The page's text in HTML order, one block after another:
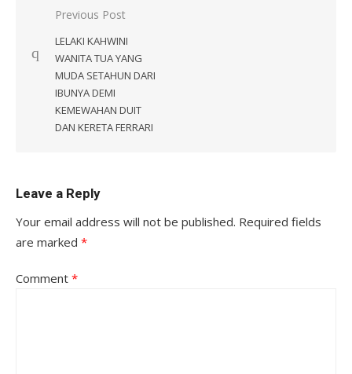
Post
navigation
Previous Post
LELAKI KAHWINI
WANITA TUA YANG
MUDA SETAHUN DARI
IBUNYA DEMI
KEMEWAHAN DUIT
DAN KERETA FERRARI
Leave a Reply
Your email address will not be published. Required fields
are marked *
Comment *